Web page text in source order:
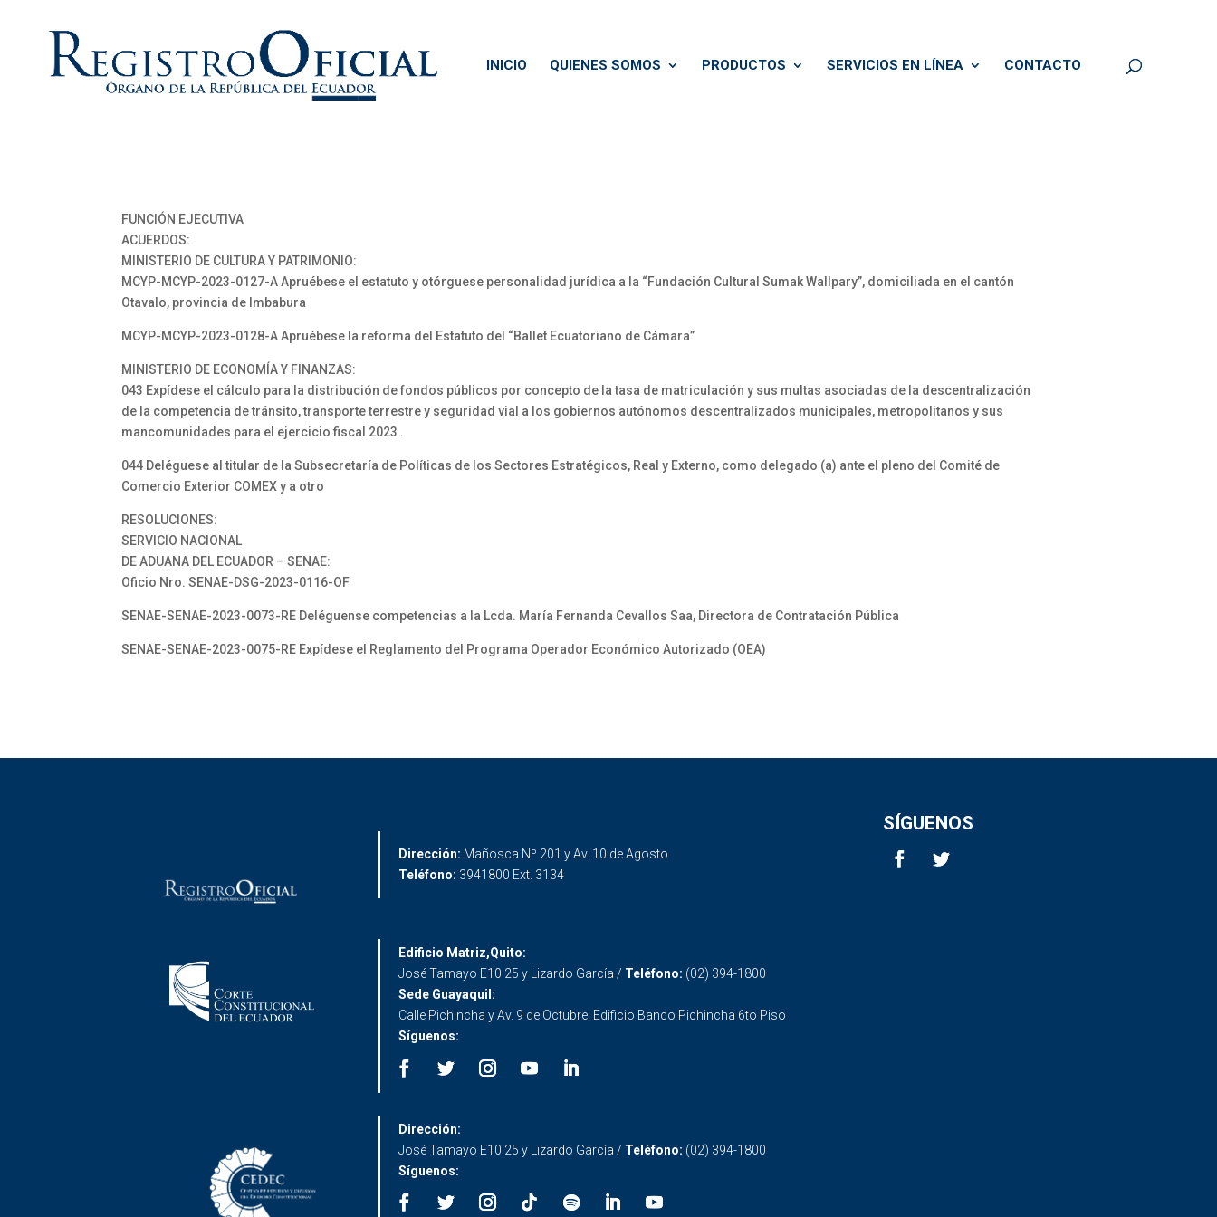
INICIO QUIENES SOMOS PRODUCTOS SERVICIOS EN LÍNEA CONTACTO
FUNCIÓN EJECUTIVA
ACUERDOS:
MINISTERIO DE CULTURA Y PATRIMONIO:
MCYP-MCYP-2023-0127-A Apruébese el estatuto y otórguese personalidad jurídica a la “Fundación Cultural Sumak Wallpary”, domiciliada en el cantón
Otavalo, provincia de Imbabura
MCYP-MCYP-2023-0128-A Apruébese la reforma del Estatuto del “Ballet Ecuatoriano de Cámara”
MINISTERIO DE ECONOMÍA Y FINANZAS:
043 Expídese el cálculo para la distribución de fondos públicos por concepto de la tasa de matriculación y sus multas asociadas de la descentralización
de la competencia de tránsito, transporte terrestre y seguridad vial a los gobiernos autónomos descentralizados municipales, metropolitanos y sus
mancomunidades para el ejercicio fiscal 2023 .
044 Deléguese al titular de la Subsecretaría de Políticas de los Sectores Estratégicos, Real y Externo, como delegado (a) ante el pleno del Comité de
Comercio Exterior COMEX y a otro
RESOLUCIONES:
SERVICIO NACIONAL
DE ADUANA DEL ECUADOR – SENAE:
Oficio Nro. SENAE-DSG-2023-0116-OF
SENAE-SENAE-2023-0073-RE Deléguense competencias a la Lcda. María Fernanda Cevallos Saa, Directora de Contratación Pública
SENAE-SENAE-2023-0075-RE Expídese el Reglamento del Programa Operador Económico Autorizado (OEA)
Dirección: Mañosca Nº 201 y Av. 10 de Agosto
Teléfono: 3941800 Ext. 3134
SÍGUENOS
Edificio Matriz,Quito:
José Tamayo E10 25 y Lizardo García / Teléfono: (02) 394-1800
Sede Guayaquil:
Calle Pichincha y Av. 9 de Octubre. Edificio Banco Pichincha 6to Piso
Síguenos:
Dirección:
José Tamayo E10 25 y Lizardo García / Teléfono: (02) 394-1800
Síguenos: